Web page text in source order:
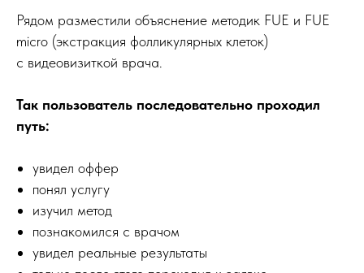
Рядом разместили объяснение методик FUE и FUE
micro (экстракция фолликулярных клеток)
с видеовизиткой врача.
Так пользователь последовательно проходил
путь:
увидел оффер
понял услугу
изучил метод
познакомился с врачом
увидел реальные результаты